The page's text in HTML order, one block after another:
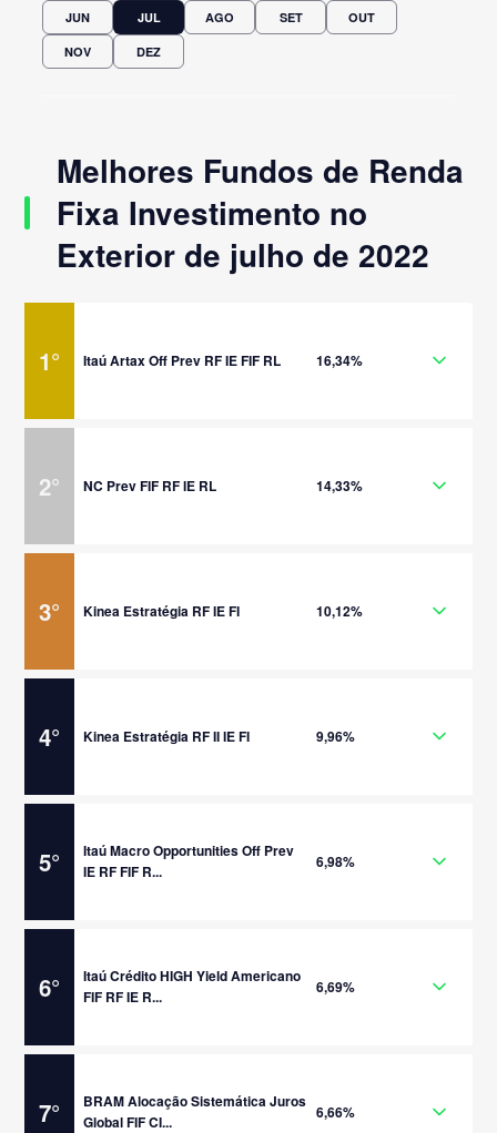
JUN JUL AGO SET OUT
NOV DEZ
Melhores Fundos de Renda
Fixa Investimento no
Exterior de julho de 2022
1° Itaú Artax Off Prev RF IE FIF RL 16,34%
2° NC Prev FIF RF IE RL 14,33%
3° Kinea Estratégia RF IE FI 10,12%
4° Kinea Estratégia RF II IE FI 9,96%
5°
Itaú Macro Opportunities Off Prev
IE RF FIF R...
6,98%
6°
Itaú Crédito HIGH Yield Americano
FIF RF IE R...
6,69%
7°
BRAM Alocação Sistemática Juros
Global FIF CI...
6,66%